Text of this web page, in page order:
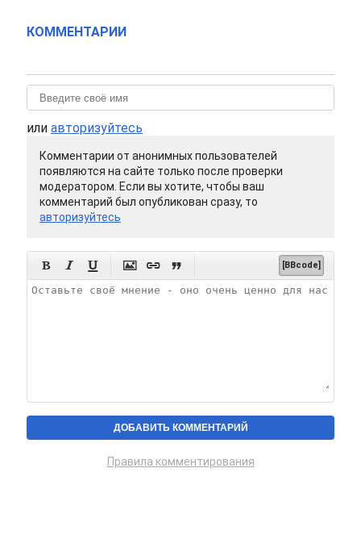
КОММЕНТАРИИ
или авторизуйтесь
Комментарии от анонимных пользователей
появляются на сайте только после проверки
модератором. Если вы хотите, чтобы ваш
комментарий был опубликован сразу, то
авторизуйтесь
      [BBcode]
Правила комментирования